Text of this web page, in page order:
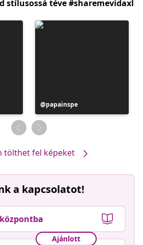
stílusossá téve #sharemevidaxl
Bejegyzés
közzétevője
papainspe
tölthet fel képeket
a kapcsolatot!
Ajánlott